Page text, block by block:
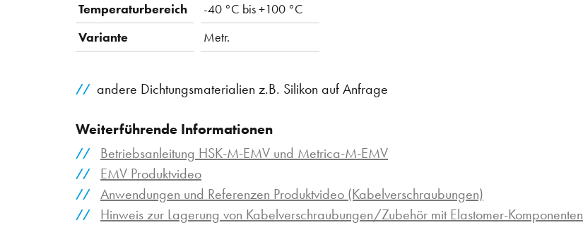
Temperaturbereich
-40 °C bis +100 °C
Variante
Metr.
andere Dichtungsmaterialien z.B. Silikon auf Anfrage
Weiterführende Informationen
Betriebsanleitung HSK-M-EMV und Metrica-M-EMV
EMV Produktvideo
Anwendungen und Referenzen Produktvideo (Kabelverschraubungen)
Hinweis zur Lagerung von Kabelverschraubungen/Zubehör mit Elastomer-Komponenten